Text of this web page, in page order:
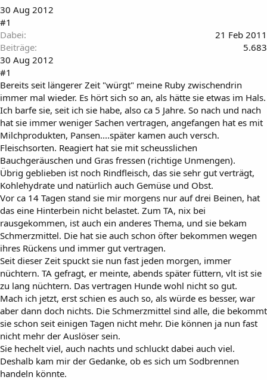
t
m
30 Aug 2012
#1
Dabei
21 Feb 2011
Beiträge
5.683
30 Aug 2012
#1
Bereits seit längerer Zeit "würgt" meine Ruby zwischendrin
immer mal wieder. Es hört sich so an, als hätte sie etwas im Hals.
Ich barfe sie, seit ich sie habe, also ca 5 Jahre. So nach und nach
hat sie immer weniger Sachen vertragen, angefangen hat es mit
Milchprodukten, Pansen....später kamen auch versch.
Fleischsorten. Reagiert hat sie mit scheusslichen
Bauchgeräuschen und Gras fressen (richtige Unmengen).
Übrig geblieben ist noch Rindfleisch, das sie sehr gut verträgt,
Kohlehydrate und natürlich auch Gemüse und Obst.
Vor ca 14 Tagen stand sie mir morgens nur auf drei Beinen, hat
das eine Hinterbein nicht belastet. Zum TA, nix bei
rausgekommen, ist auch ein anderes Thema, und sie bekam
Schmerzmittel. Die hat sie auch schon öfter bekommen wegen
ihres Rückens und immer gut vertragen.
Seit dieser Zeit spuckt sie nun fast jeden morgen, immer
nüchtern. TA gefragt, er meinte, abends später füttern, vlt ist sie
zu lang nüchtern. Das vertragen Hunde wohl nicht so gut.
Mach ich jetzt, erst schien es auch so, als würde es besser, war
aber dann doch nichts. Die Schmerzmittel sind alle, die bekommt
sie schon seit einigen Tagen nicht mehr. Die können ja nun fast
nicht mehr der Auslöser sein.
Sie hechelt viel, auch nachts und schluckt dabei auch viel.
Deshalb kam mir der Gedanke, ob es sich um Sodbrennen
handeln könnte.